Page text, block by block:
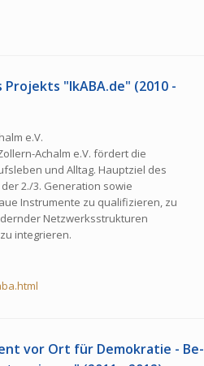
"IkABA.​de" (2010 -
e.V.
Ach­alm e.V. fördert die
und Alltag. Hauptziel des
2./3. Generation sowie
Instrumente zu qualifizieren, zu
Netz­werks­struk­tu­ren
integrieren.
vor Ort für Demokratie - Be­